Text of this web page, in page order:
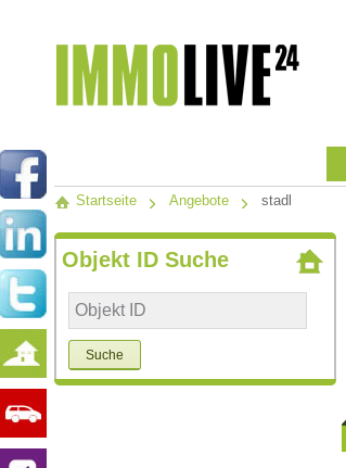
Startseite Angebote stadl
Objekt ID Suche